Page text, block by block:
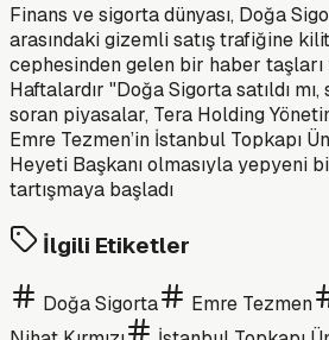
Finans ve sigorta dünyası, Doğa
arasındaki gizemli satış trafiğine
cephesinden gelen bir haber taşları
Haftalardır "Doğa Sigorta satıldı
soran piyasalar, Tera Holding
Emre Tezmen’in İstanbul Topkapı
Heyeti Başkanı olmasıyla yepyeni
tartışmaya başladı
İlgili Etiketler
Doğa Sigorta Emre Tezmen